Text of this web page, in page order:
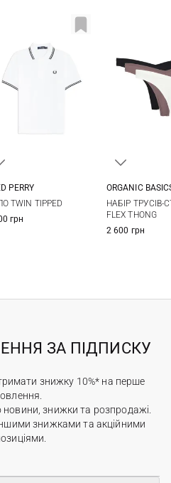
PERRY
TWIN TIPPED
грн
ORGANIC
НАБІР ТРУСІВ-
FLEX THONG
2 600 грн
ЗА ПІДПИСКУ
знижку 10%* на перше
знижки та розпродажі.
знижками та акційними